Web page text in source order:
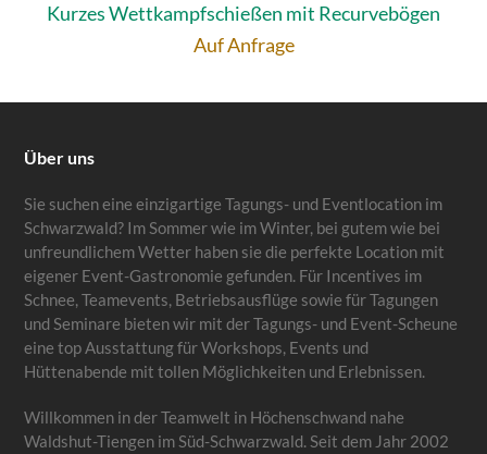
Kurzes Wettkampfschießen mit Recurvebögen
Auf Anfrage
Über uns
Sie suchen eine einzigartige Tagungs- und Eventlocation im
Schwarzwald? Im Sommer wie im Winter, bei gutem wie bei
unfreundlichem Wetter haben sie die perfekte Location mit
eigener Event-Gastronomie gefunden. Für Incentives im
Schnee, Teamevents, Betriebsausflüge sowie für Tagungen
und Seminare bieten wir mit der Tagungs- und Event-Scheune
eine top Ausstattung für Workshops, Events und
Hüttenabende mit tollen Möglichkeiten und Erlebnissen.
Willkommen in der Teamwelt in Höchenschwand nahe
Waldshut-Tiengen im Süd-Schwarzwald. Seit dem Jahr 2002